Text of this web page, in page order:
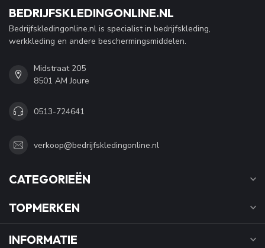
BEDRIJFSKLEDINGONLINE.NL
Bedrijfskledingonline.nl is specialist in bedrijfskleding,
werkkleding en andere beschermingsmiddelen.
Midstraat 205
8501 AM Joure
0513-724641
verkoop@bedrijfskledingonline.nl
CATEGORIEËN
TOPMERKEN
INFORMATIE